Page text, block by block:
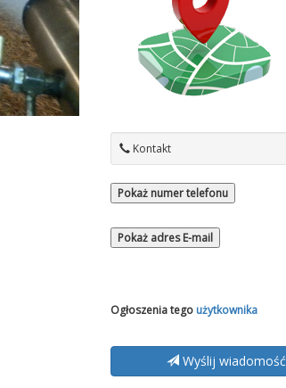
Kontakt
Pokaż numer telefonu
Pokaż adres E-mail
Ogłoszenia tego użytkownika
Wyślij wiadomość